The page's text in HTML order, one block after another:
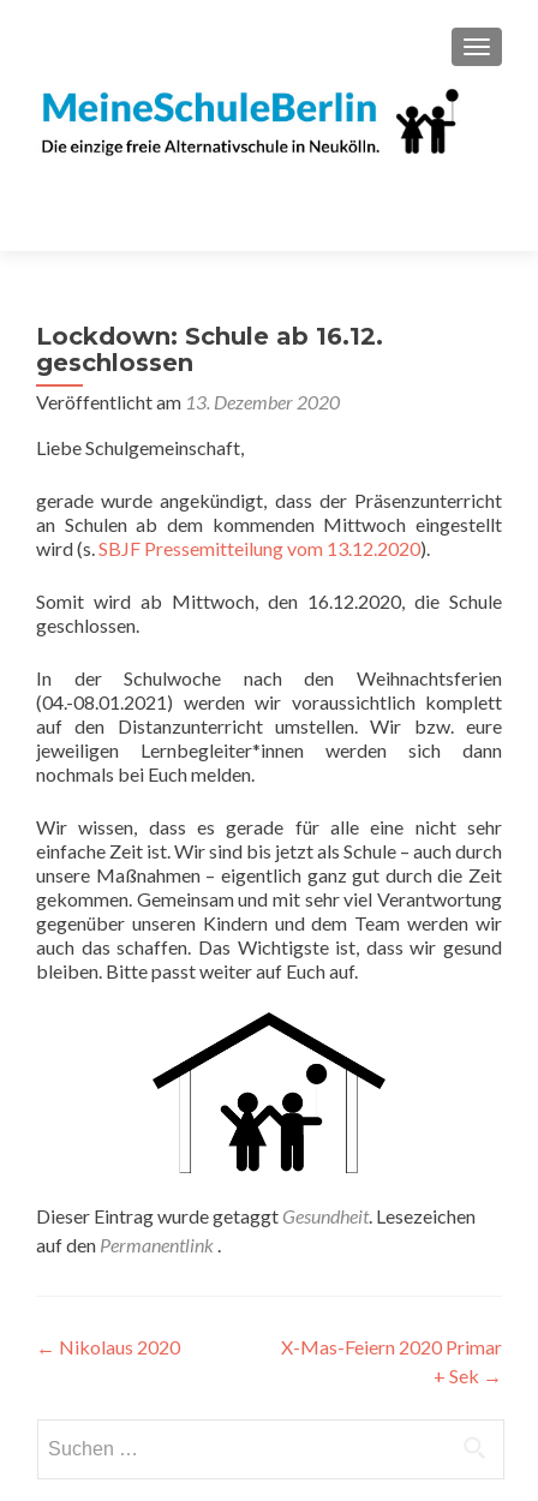
Lockdown: Schule ab 16.12.
geschlossen
Veröffentlicht am 13. Dezember 2020
Liebe Schulgemeinschaft,
gerade wurde angekündigt, dass der Präsenzunterricht
an Schulen ab dem kommenden Mittwoch eingestellt
wird (s.SBJF Pressemitteilung vom 13.12.2020).
Somit wird ab Mittwoch, den 16.12.2020, die Schule
geschlossen.
In der Schulwoche nach den Weihnachtsferien
(04.-08.01.2021) werden wir voraussichtlich komplett
auf den Distanzunterricht umstellen. Wir bzw. eure
jeweiligen Lernbegleiter*innen werden sich dann
nochmals bei Euch melden.
Wir wissen, dass es gerade für alle eine nicht sehr
einfache Zeit ist. Wir sind bis jetzt als Schule – auch durch
unsere Maßnahmen – eigentlich ganz gut durch die Zeit
gekommen. Gemeinsam und mit sehr viel Verantwortung
gegenüber unseren Kindern und dem Team werden wir
auch das schaffen. Das Wichtigste ist, dass wir gesund
bleiben. Bitte passt weiter auf Euch auf.
Dieser Eintrag wurde getaggt Gesundheit. Lesezeichen
auf den Permanentlink .
Artikel-
← Nikolaus 2020
X-Mas-Feiern 2020 Primar
+ Sek →
nach: